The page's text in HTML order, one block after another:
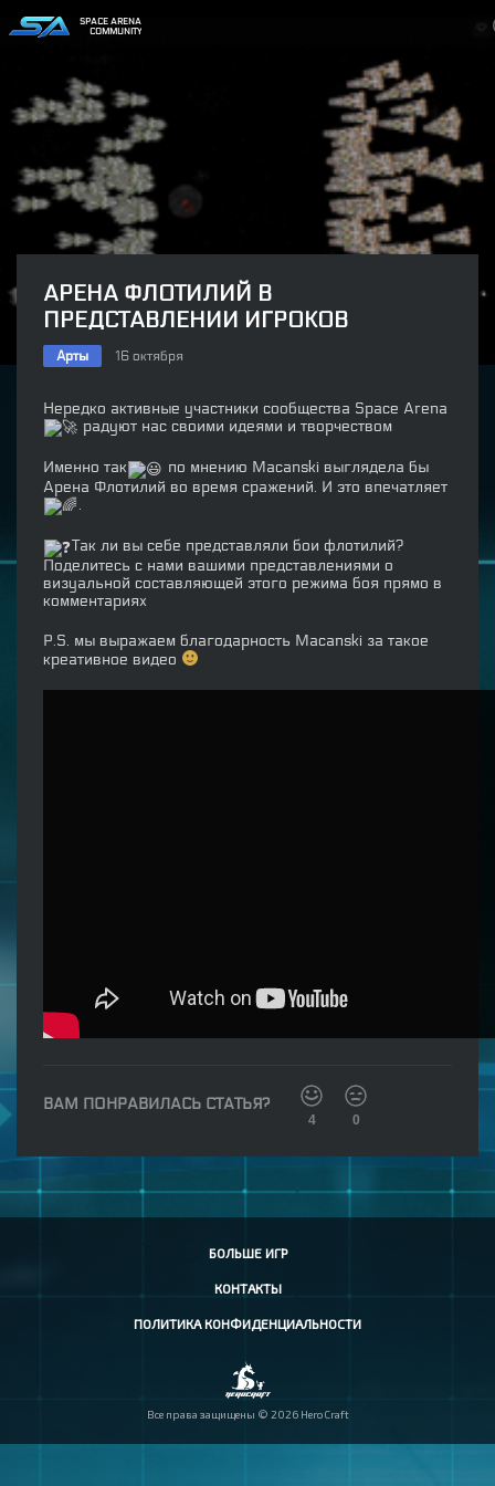
SPACE ARENA
COMMUNITY
АРЕНА ФЛОТИЛИЙ В
ПРЕДСТАВЛЕНИИ ИГРОКОВ
Арты 16 октября
Нередко активные участники сообщества Space Arena
радуют нас своими идеями и творчеством
Именно так
по мнению Macanski выглядела бы
Арена Флотилий во время сражений. И это впечатляет
.
Так ли вы себе представляли бои флотилий?
Поделитесь с нами вашими представлениями о
визуальной составляющей этого режима боя прямо в
комментариях
P.S. мы выражаем благодарность Macanski за такое
креативное видео
ВАМ ПОНРАВИЛАСЬ СТАТЬЯ?
4 0
БОЛЬШЕ ИГР
КОНТАКТЫ
ПОЛИТИКА КОНФИДЕНЦИАЛЬНОСТИ
Все права защищены © 2026 HeroCraft